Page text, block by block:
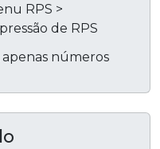
RPS >
de RPS
apenas números